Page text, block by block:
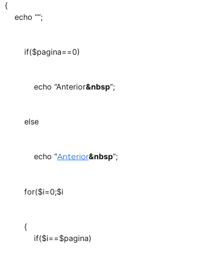
{
echo ““;
if($pagina==0)
echo “Anterior&nbsp“;
else
echo “Anterior&nbsp“;
for($i=0;$i
{
if($i==$pagina)